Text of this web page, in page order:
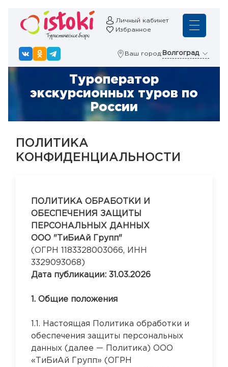
Личный кабинет
Избранное
Ваш город: Волгоград
Туроператор
экскурсионных туров по
России
ПОЛИТИКА
КОНФИДЕНЦИАЛЬНОСТИ
ПОЛИТИКА ОБРАБОТКИ И
ОБЕСПЕЧЕНИЯ ЗАЩИТЫ
ПЕРСОНАЛЬНЫХ ДАННЫХ
ООО "ТиБиАй Групп"
(ОГРН 1183328003066, ИНН
3329093068)
Дата публикации: 31.03.2026
1. Общие положения
1.1. Настоящая Политика обработки и
обеспечения защиты персональных
данных (далее — Политика) ООО
«ТиБиАй Групп» (ОГРН